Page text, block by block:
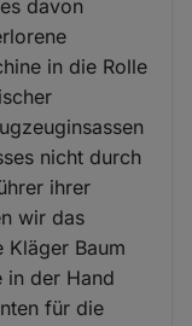
davon
in die Rolle
nicht durch
ihrer
wir das
Kläger Baum
in der Hand
für die